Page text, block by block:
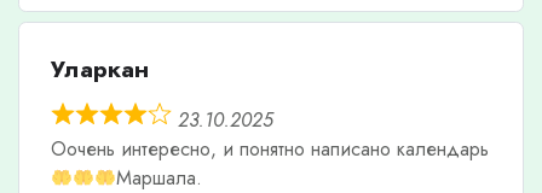
Уларкан
23.10.2025
Оочень интересно, и понятно написано календарь
Маршала.